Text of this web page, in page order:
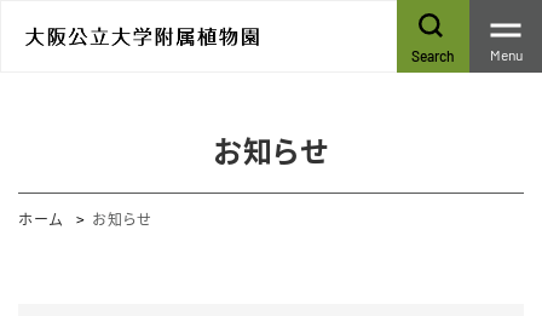
Search Menu
お知らせ
ホーム お知らせ